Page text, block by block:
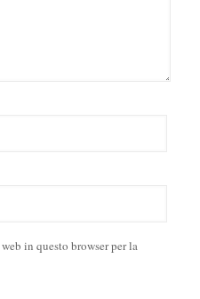
in questo browser per la